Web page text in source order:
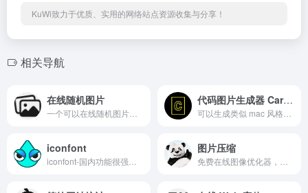
KuWi致力于优质、实用的网络站点资源收集与分享！
相关导航
在线随机图片 代码图片生成器 Carbon
iconfont 图片压缩